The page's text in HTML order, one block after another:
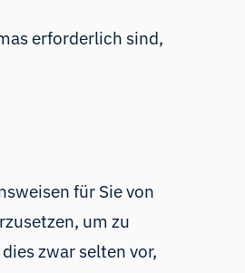
erforderlich sind,
für Sie von
um zu
zwar selten vor,